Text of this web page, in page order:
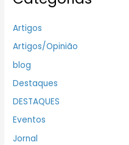
Artigos
Artigos/Opinião
blog
Destaques
DESTAQUES
Eventos
Jornal